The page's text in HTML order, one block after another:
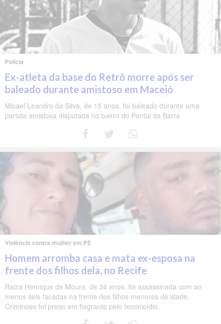
Polícia
Ex-atleta da base do Retrô morre após ser
baleado durante amistoso em Maceió
Micael Leandro da Silva, de 15 anos, foi baleado durante uma
partida amistosa disputada no bairro do Pontal da Barra
Violência contra mulher em PE
Homem arromba casa e mata ex-esposa na
frente dos filhos dela, no Recife
Raiza Henrique de Moura, de 34 anos, foi assassinada com ao
menos seis facadas na frente dos filhos menores de idade.
Criminoso foi preso em flagrante pelo feminicídio.